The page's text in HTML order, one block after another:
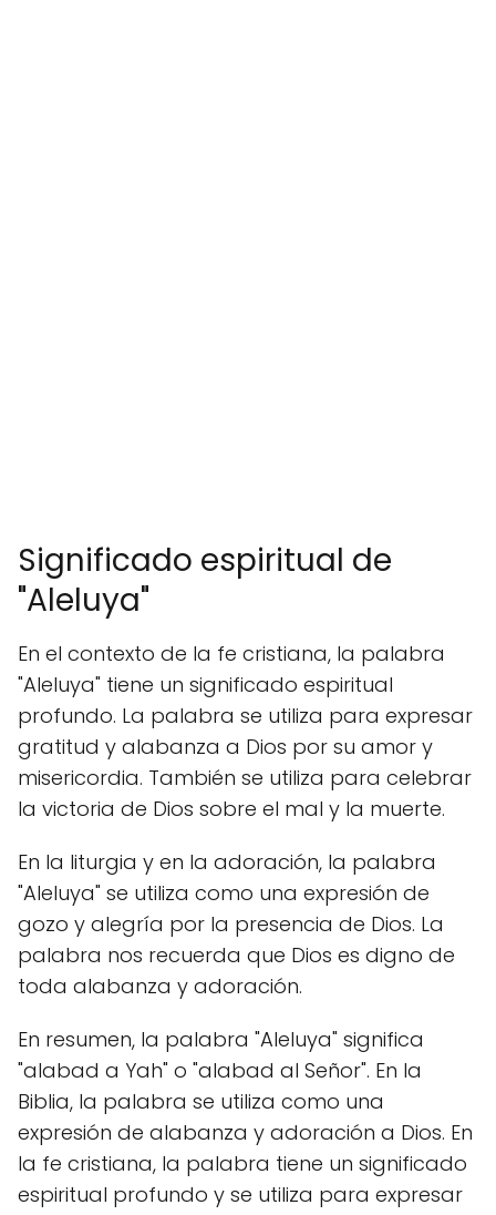
Significado espiritual de
"Aleluya"
En el contexto de la fe cristiana, la palabra
"Aleluya" tiene un significado espiritual
profundo. La palabra se utiliza para expresar
gratitud y alabanza a Dios por su amor y
misericordia. También se utiliza para celebrar
la victoria de Dios sobre el mal y la muerte.
En la liturgia y en la adoración, la palabra
"Aleluya" se utiliza como una expresión de
gozo y alegría por la presencia de Dios. La
palabra nos recuerda que Dios es digno de
toda alabanza y adoración.
En resumen, la palabra "Aleluya" significa
"alabad a Yah" o "alabad al Señor". En la
Biblia, la palabra se utiliza como una
expresión de alabanza y adoración a Dios. En
la fe cristiana, la palabra tiene un significado
espiritual profundo y se utiliza para expresar